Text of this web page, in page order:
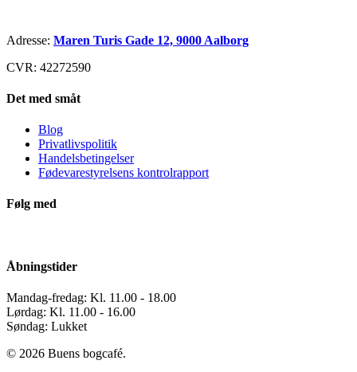
Adresse: Maren Turis Gade 12, 9000 Aalborg
CVR: 42272590
Det med småt
Blog
Privatlivspolitik
Handelsbetingelser
Fødevarestyrelsens kontrolrapport
Følg med
Åbningstider
Mandag-fredag: Kl. 11.00 - 18.00
Lørdag: Kl. 11.00 - 16.00
Søndag: Lukket
© 2026 Buens bogcafé.